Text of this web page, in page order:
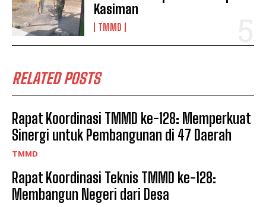
Kasiman
TMMD
RELATED POSTS
Rapat Koordinasi TMMD ke-128: Memperkuat
Sinergi untuk Pembangunan di 47 Daerah
TMMD
Rapat Koordinasi Teknis TMMD ke-128:
Membangun Negeri dari Desa